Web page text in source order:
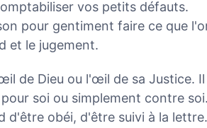
vos petits défauts.
pour gentiment faire ce que
et le jugement.
de Dieu ou l'œil de sa Justice. Il
soi ou simplement contre
d'être obéi, d'être suivi à la lettre.